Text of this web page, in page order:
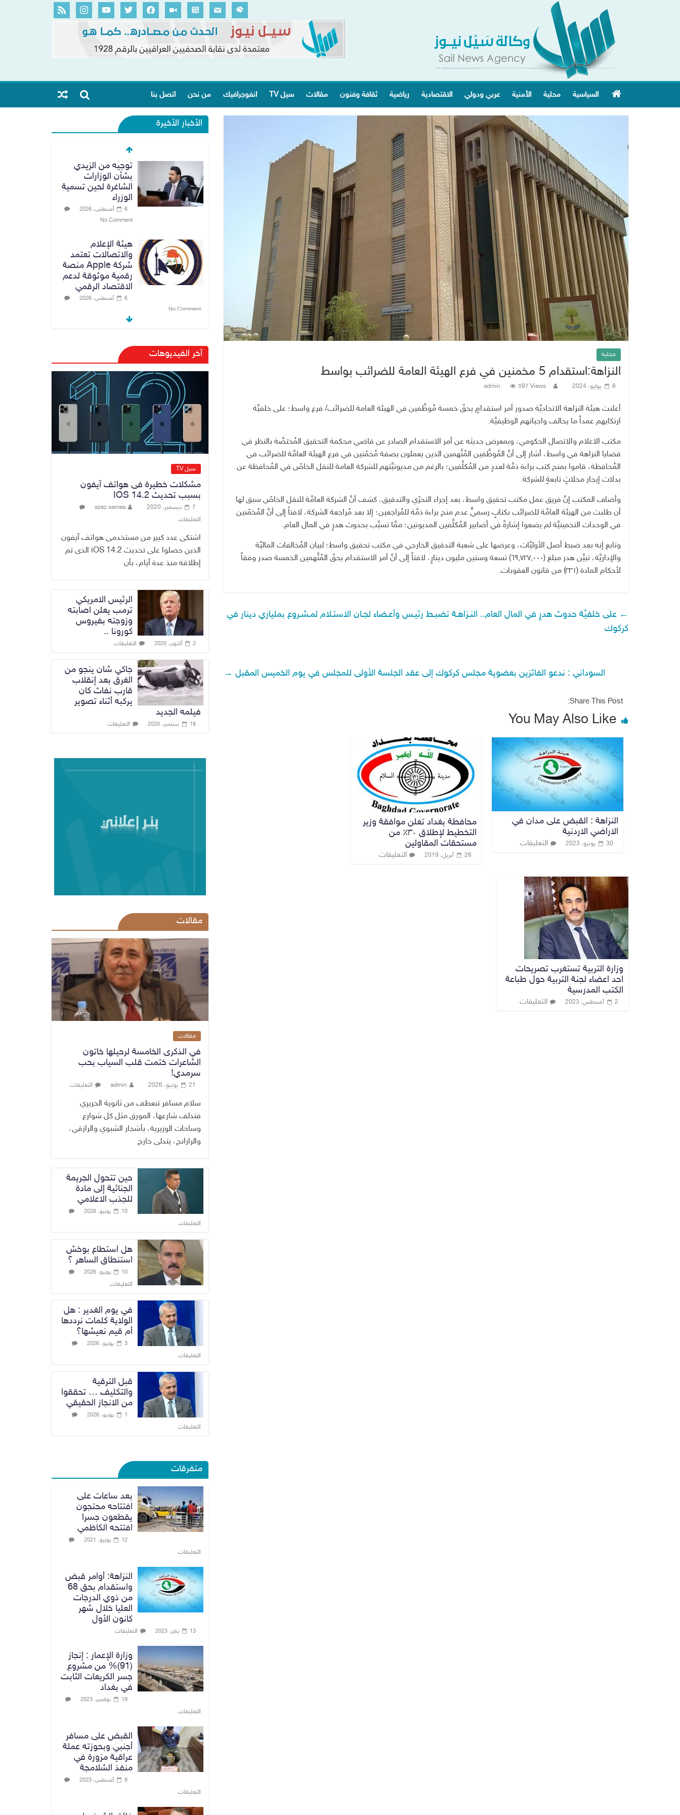
السياسية محلية الأمنية عربي ودولي الاقتصادية رياضية ثقافة وفنون مقالات سيل TV انفوجرافيك من نحن اتصل بنا
محلية
النزاهة:استقدام 5 مخمنين في فرع الهيئة العامة للضرائب بواسط
8 يوليو، 2024 admin 597 Views
أعلنت هيئة النزاهة الاتحاديَّة صدور أمر استقدامٍ بحقّ خمسة مُوظَّفين في الهيئة العامة للضرائب/ فرع واسط؛ على خلفيَّة
ارتكابهم عمداً ما يخالف واجباتهم الوظيفيَّة.
مكتب الاعلام والاتصال الحكومي، وبمعرض حديثه عن أمر الاستقدام الصادر عن قاضي محكمة التحقيق المُختصَّة بالنظر في
قضايا النزاهة في واسط، أشار إلى أنَّ المُوظَّفين المُتَّهمين الذين يعملون بصفة مُخمّنين في فرع الهيئة العامَّة للضرائب في
المُحافظة، قاموا بمنح كتب براءة ذمَّة لعددٍ من المُكلَّفين؛ بالرغم من مديونيَّتهم للشركة العامة للنقل الخاصّ في المُحافظة عن
بدلات إيجار محلاتٍ تابعةٍ للشركة.
وأضاف المكتب إنَّ فريق عمل مكتب تحقيق واسط، بعد إجراء التحرّي والتدقيق، كشف أنَّ الشركة العامَّة للنقل الخاصّ سبق لها
أن طلبت من الهيئة العامَّة للضرائب بكتابٍ رسميٍّ عدم منح براءة ذمَّة للمُراجعين؛ إلا بعد مُراجعة الشركة، لافتاً إلى أنَّ المُخمّنين
في الوحدات التخمينيَّة لم يضعوا إشارةً في أضابير المُكلَّفين المديونين؛ ممَّا تسبَّب بحدوث هدرٍ في المال العام.
وتابع إنه بعد ضبط أصل الأوليَّات، وعرضها على شعبة التدقيق الخارجي في مكتب تحقيق واسط؛ لبيان المُخالفات الماليَّة
والإداريَّة، تبيَّن هدر مبلغ (٦٩,٧٢٧,٠٠٠) تسعة وستين مليون دينارٍ، لافتاً إلى أنَّ أمر الاستقدام بحقّ المُتَّهمين الخمسة صدر وفقاً
لأحكام المادة (٣٣١) من قانون العقوبات.
← على خلفيَّة حدوث هدرٍ في المال العام.. النـزاهـة تضبـط رئيـس وأعـضاء لجـان الاستـلام لمـشـروع بملياري دينار في
كركوك
السوداني : ندعو الفائزين بعضوية مجلس كركوك إلى عقد الجلسة الأولى للمجلس في يوم الخميس المقبل →
Share This Post:
You May Also Like
النزاهة : القبض على مدان في
الاراضي الاردنية
30 يونيو، 2023 التعليقات
محافطة بغداد تعلن موافقة وزير
التخطيط لإطلاق ٣٠٪؜ من
مستحقات المقاولين
26 أبريل، 2019 التعليقات
وزارة التربية تستغرب تصريحات
احد اعضاء لجنة التربية حول طباعة
الكتب المدرسية
2 أغسطس، 2023 التعليقات
الأخبار الأخيرة
توجيه من الزيدي
بشأن الوزارات
الشاغرة لحين تسمية
الوزراء
6 أغسطس، 2026
No Comment
هيئة الإعلام
والاتصالات تعتمد
شركة Apple منصة
رقمية موثوقة لدعم
الاقتصاد الرقمي
6 أغسطس، 2026
No Comment
القبض على عدد من
موظفي بلدية
الناصرية ومعقبين
ضبطت بحوزتهم
مستندات وأختام
مزورة
No Comment
“ميتا” بدفع 567
مليون دولار
ارتفاع أسعار النفط
العراقي بشكل
آخر الفيديوهات
سيل TV
مشكلات خطيرة فى هواتف آيفون
بسبب تحديث IOS 14.2
7 ديسمبر، 2020
azez samea
التعليقات
اشتكى عدد كبير من مستخدمى هواتف آيفون
الذين حصلوا على تحديث iOS 14.2 الذى تم
إطلاقه منذ عدة أيام، بأن
الرئيس الامريكي
ترمب يعلن اصابته
وزوجته بفيروس
كورونا ..
2 أكتوبر، 2020 التعليقات
جاكي شان ينجو من
الغرق بعد إنقلاب
قارب نفاث كان
يركبه أثناء تصوير
فيلمه الجديد
16 سبتمبر، 2020 التعليقات
مقالات
مقالات
في الذكرى الخامسة لرحيلها خاتون
الشاعرات ختمت قلب السياب بحب
سرمدي!
21 يونيو، 2026 admin التعليقات
سلام مسافر تنعطف من ثانوية الحريري
فتدلف شارعها، المورق مثل كل شوارع
وساحات الوزيرية، بأشجار الشبوي والرازقي،
والرارانج، يتدلى خارج
حين تتحول الجريمة
الجنائية إلى مادة
للجذب الاعلامي
10 يونيو، 2026
التعليقات
هل استطاع بوخش
استنطاق الساهر ؟
10 يونيو، 2026
التعليقات
في يوم الغدير : هل
الولاية كلمات نرددها
أم قيم نعيشها؟
3 يونيو، 2026
التعليقات
قبل الترقية
والتكليف … تحققوا
من الانجاز الحقيقي
1 يونيو، 2026
التعليقات
متفرقات
بعد ساعات على
افتتاحه محتجون
يقطعون جسرا
افتتحه الكاظمي
12 يونيو، 2021
التعليقات
النزاهة: أوامر قبض
واستقدام بحق 68
من ذوي الدرجات
العليا خلال شهر
كانون الأول
13 يناير، 2023 التعليقات
وزارة الإعمار : إنجاز
(91)% من مشروع
جسر الكريعات الثابت
في بغداد
19 نوفمبر، 2023
التعليقات
القبض على مسافر
أجنبي وبحوزته عملة
عراقية مزورة في
منفذ الشلامجة
8 أغسطس، 2023
التعليقات